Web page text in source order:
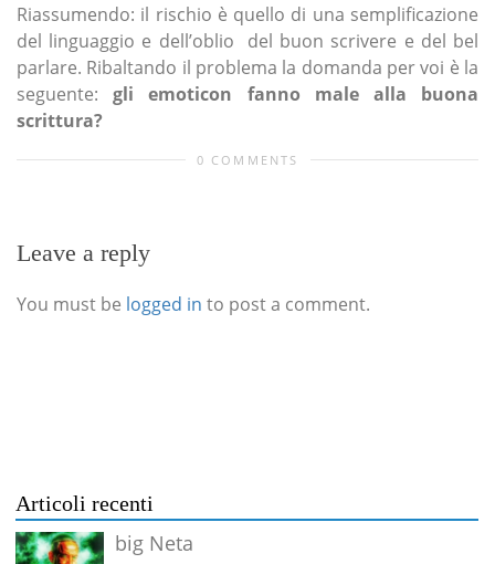
Riassumendo: il rischio è quello di una semplificazione
del linguaggio e dell’oblio del buon scrivere e del bel
parlare. Ribaltando il problema la domanda per voi è la
seguente:gli emoticon fanno male alla buona
scrittura?
0 COMMENTS
Leave a reply
You must be logged in to post a comment.
Articoli recenti
big Neta